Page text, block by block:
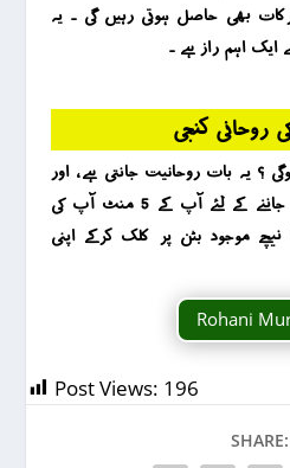
بھی حاصل ہوتی رہیں گی ۔ یہ
ایک اہم راز ہے ۔
روحانی کنجی
؟ یہ بات روحانیت جانتی ہے ، اور
روحانیت سے پریشانی کا حل جاننے کے لئے آپ کے 5 منٹ آپ کی
موجود بٹن پر کلک کرکے اپنی
Rohani
Post Views: 196
SHARE: